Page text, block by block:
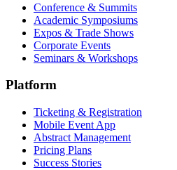
Conference & Summits
Academic Symposiums
Expos & Trade Shows
Corporate Events
Seminars & Workshops
Platform
Ticketing & Registration
Mobile Event App
Abstract Management
Pricing Plans
Success Stories